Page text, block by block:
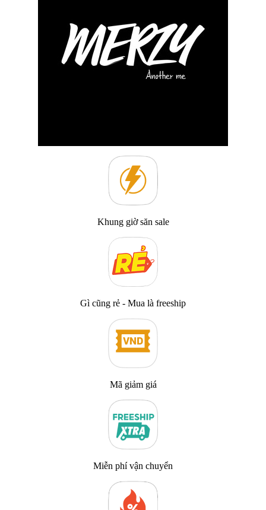
Khung giờ săn sale
Gì cũng rẻ - Mua là freeship
Mã giảm giá
Miễn phí vận chuyển